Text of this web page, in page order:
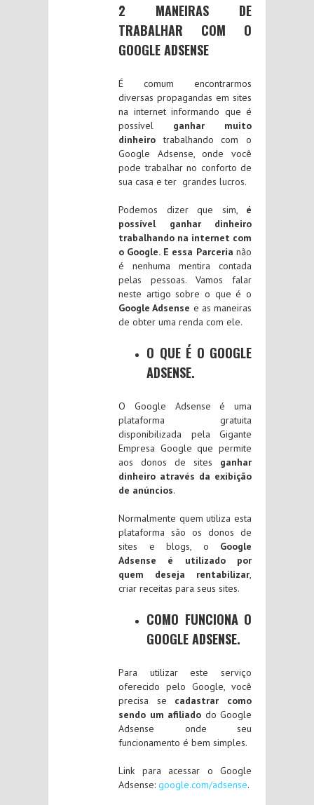
2 MANEIRAS DE
TRABALHAR COM O
GOOGLE ADSENSE
É comum encontrarmos
diversas propagandas em sites
na internet informando que é
possível ganhar muito
dinheiro trabalhando com o
Google Adsense, onde você
pode trabalhar no conforto de
sua casa e ter grandes lucros.
Podemos dizer que sim, é
possível ganhar dinheiro
trabalhando na internet com
o Google. E essa Parceria não
é nenhuma mentira contada
pelas pessoas. Vamos falar
neste artigo sobre o que é o
Google Adsense e as maneiras
de obter uma renda com ele.
O QUE É O GOOGLE
ADSENSE.
O Google Adsense é uma
plataforma gratuita
disponibilizada pela Gigante
Empresa Google que permite
aos donos de sites ganhar
dinheiro através da exibição
de anúncios.
Normalmente quem utiliza esta
plataforma são os donos de
sites e blogs, o Google
Adsense é utilizado por
quem deseja rentabilizar,
criar receitas para seus sites.
COMO FUNCIONA O
GOOGLE ADSENSE.
Para utilizar este serviço
oferecido pelo Google, você
precisa se cadastrar como
sendo um afiliado do Google
Adsense onde seu
funcionamento é bem simples.
Link para acessar o Google
Adsense: google.com/adsense.